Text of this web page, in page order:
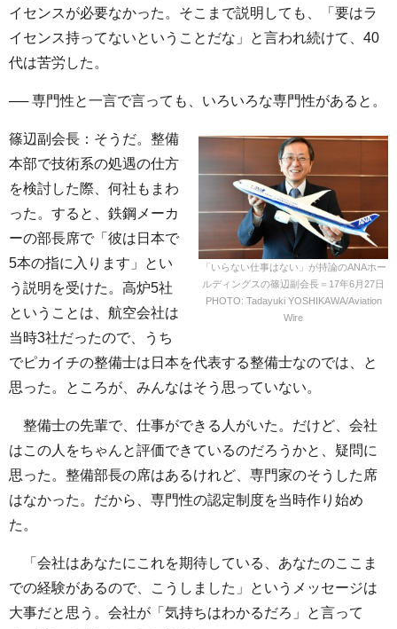
イセンスが必要なかった。そこまで説明しても、「要はラ
イセンス持ってないということだな」と言われ続けて、40
代は苦労した。
── 専門性と一言で言っても、いろいろな専門性があると。
「いらない仕事はない」が持論のANAホー
ルディングスの篠辺副会長＝17年6月27日
PHOTO: Tadayuki YOSHIKAWA/Aviation
Wire
篠辺副会長：そうだ。整備
本部で技術系の処遇の仕方
を検討した際、何社もまわ
った。すると、鉄鋼メーカ
ーの部長席で「彼は日本で
5本の指に入ります」とい
う説明を受けた。高炉5社
ということは、航空会社は
当時3社だったので、うち
でピカイチの整備士は日本を代表する整備士なのでは、と
思った。ところが、みんなはそう思っていない。
整備士の先輩で、仕事ができる人がいた。だけど、会社
はこの人をちゃんと評価できているのだろうかと、疑問に
思った。整備部長の席はあるけれど、専門家のそうした席
はなかった。だから、専門性の認定制度を当時作り始め
た。
「会社はあなたにこれを期待している、あなたのここま
での経験があるので、こうしました」というメッセージは
大事だと思う。会社が「気持ちはわかるだろ」と言って